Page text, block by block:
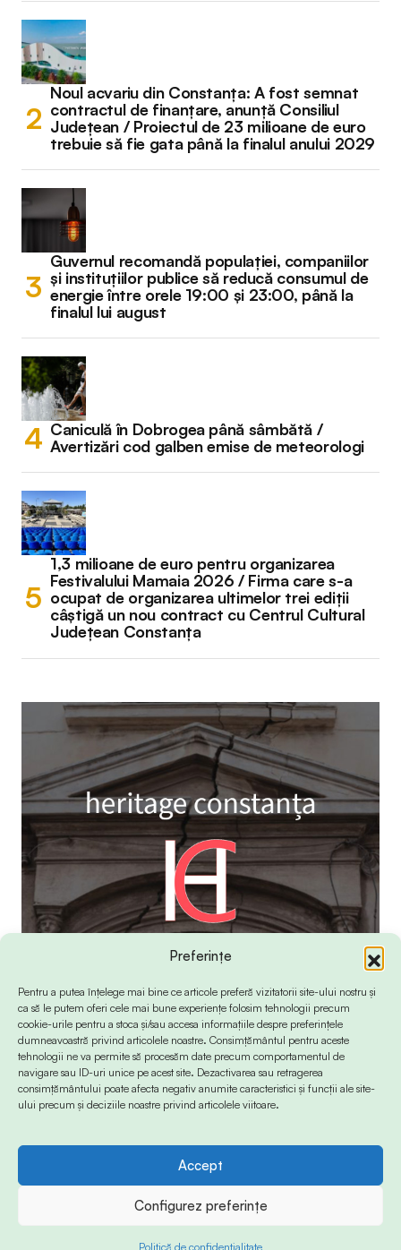
Preferințe
Pentru a putea înțelege mai bine ce articole preferă vizitatorii site-ului nostru și
ca să le putem oferi cele mai bune experiențe folosim tehnologii precum
cookie-urile pentru a stoca și/sau accesa informațiile despre preferințele
dumneavoastră privind articolele noastre. Consimțământul pentru aceste
tehnologii ne va permite să procesăm date precum comportamentul de
navigare sau ID-uri unice pe acest site. Dezactivarea sau retragerea
consimțământului poate afecta negativ anumite caracteristici și funcții ale site-
ului precum și deciziile noastre privind articolele viitoare.
Accept
Configurez preferințe
Politică de confidențialitate
Noul acvariu din Constanța: A fost semnat
contractul de finanțare, anunță Consiliul
Județean / Proiectul de 23 milioane de euro
trebuie să fie gata până la finalul anului 2029
Guvernul recomandă populației, companiilor
și instituțiilor publice să reducă consumul de
energie între orele 19:00 și 23:00, până la
finalul lui august
Caniculă în Dobrogea până sâmbătă /
Avertizări cod galben emise de meteorologi
1,3 milioane de euro pentru organizarea
Festivalului Mamaia 2026 / Firma care s-a
ocupat de organizarea ultimelor trei ediții
câștigă un nou contract cu Centrul Cultural
Județean Constanța
© 2024 Info-Sud-Est. All Rights Reserved.